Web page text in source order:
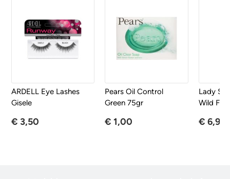
ARDELL Eye Lashes
Gisele
€ 3,50
Pears Oil Control
Green 75gr
€ 1,00
Lady
Wild
€ 6,95